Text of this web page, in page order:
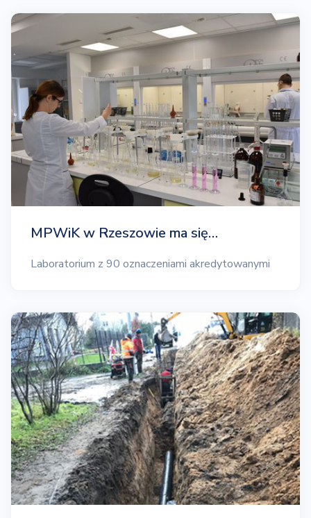
MPWiK w Rzeszowie ma się…
Laboratorium z 90 oznaczeniami akredytowanymi